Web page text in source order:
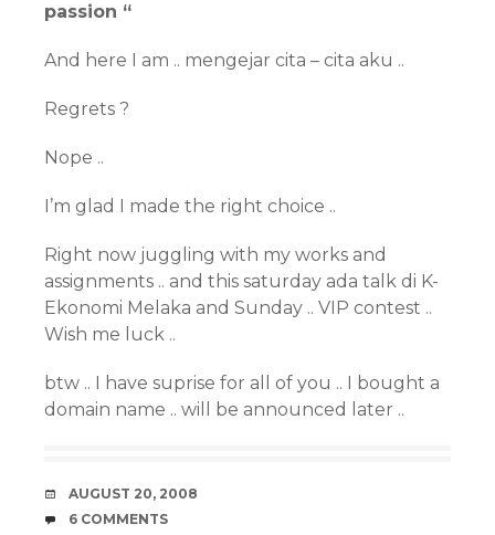
passion “
And here I am .. mengejar cita – cita aku ..
Regrets ?
Nope ..
I’m glad I made the right choice ..
Right now juggling with my works and
assignments .. and this saturday ada talk di K-
Ekonomi Melaka and Sunday .. VIP contest ..
Wish me luck ..
btw .. I have suprise for all of you .. I bought a
domain name .. will be announced later ..
DATE
AUGUST 20, 2008
COMMENTS
6 COMMENTS